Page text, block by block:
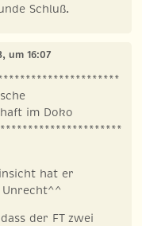
Schluß.
um 16:07
im Doko
hat er
der FT zwei